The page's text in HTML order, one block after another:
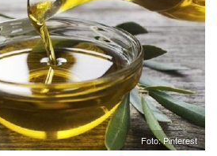
Foto: Pinterest